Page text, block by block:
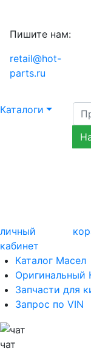
Пишите нам:
retail@hot-
parts.ru
Каталоги
личный
кабинет
Каталог Масел
Оригинальный
Запчасти для
Запрос по VIN
чат